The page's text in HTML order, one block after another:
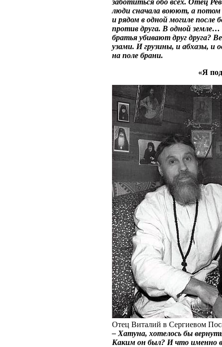
люди сначала воюют, а потом
и рядом в одной могиле
против друга. В одной
братья убивают друг друга?
узами. И грузины, и абхазы,
на поле брани.
«Я
Отец Виталий в Сергиевом
– Хатуна, хотелось бы
Каким он был? И что именно